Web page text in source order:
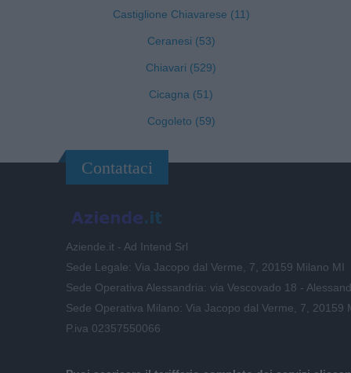
Castiglione Chiavarese (11)
Ceranesi (53)
Chiavari (529)
Cicagna (51)
Cogoleto (59)
Contattaci
Aziende.it - Ad Intend Srl
Sede Legale: Via Jacopo dal Verme, 7, 20159 Milano MI
Sede Operativa Alessandria: via Vescovado 18 -
Sede Operativa Milano: Via Jacopo dal Verme, 7, 20159
P.iva 02357550066